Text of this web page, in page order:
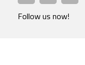
Follow us now!